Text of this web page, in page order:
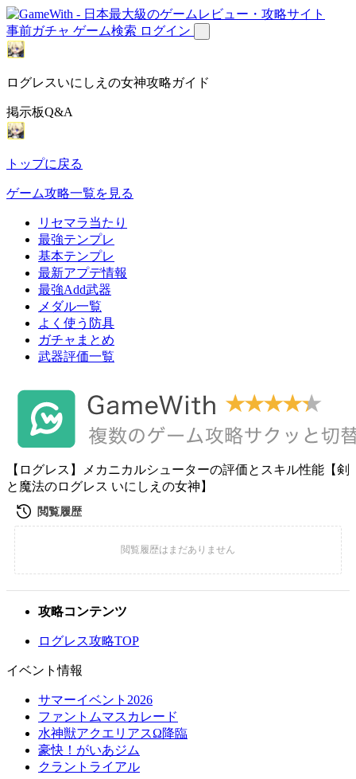
事前ガチャ ゲーム検索 ログイン
ログレスいにしえの女神攻略ガイド
掲示板Q&A
トップに戻る
ゲーム攻略一覧を見る
リセマラ当たり
最強テンプレ
基本テンプレ
最新アプデ情報
最強Add武器
メダル一覧
よく使う防具
ガチャまとめ
武器評価一覧
【ログレス】メカニカルシューターの評価とスキル性能【剣
と魔法のログレス いにしえの女神】
攻略コンテンツ
ログレス攻略TOP
イベント情報
サマーイベント2026
ファントムマスカレード
水神獣アクエリアスΩ降臨
豪快！がいあジム
クラントライアル